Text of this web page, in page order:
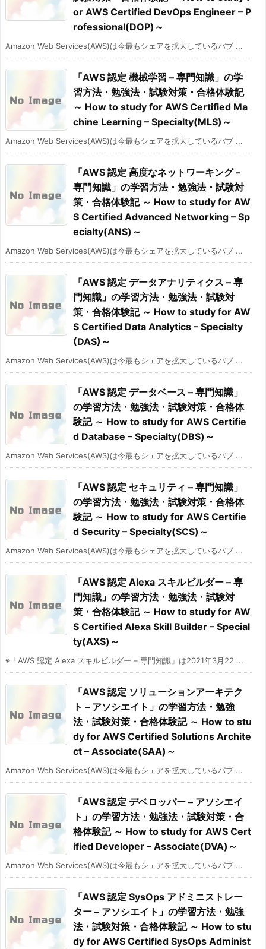
or AWS Certified DevOps Engineer – P
rofessional(DOP)～
Amazon Web Services(AWS)は今最もシェアを拡大しているパブ ...
「AWS 認定 機械学習 – 専門知識」の学
習方法・勉強法・試験対策・合格体験記
～ How to study for AWS Certified Ma
chine Learning – Specialty(MLS)～
Amazon Web Services(AWS)は今最もシェアを拡大しているパブ ...
「AWS 認定 高度なネットワーキング –
専門知識」の学習方法・勉強法・試験対
策・合格体験記 ～ How to study for AW
S Certified Advanced Networking – Sp
ecialty(ANS)～
Amazon Web Services(AWS)は今最もシェアを拡大しているパブ ...
「AWS 認定 データアナリティクス – 専
門知識」の学習方法・勉強法・試験対
策・合格体験記 ～ How to study for AW
S Certified Data Analytics – Specialty
(DAS)～
Amazon Web Services(AWS)は今最もシェアを拡大しているパブ ...
「AWS 認定 データベース – 専門知識」
の学習方法・勉強法・試験対策・合格体
験記 ～ How to study for AWS Certifie
d Database – Specialty(DBS)～
Amazon Web Services(AWS)は今最もシェアを拡大しているパブ ...
「AWS 認定 セキュリティ – 専門知識」
の学習方法・勉強法・試験対策・合格体
験記 ～ How to study for AWS Certifie
d Security – Specialty(SCS)～
Amazon Web Services(AWS)は今最もシェアを拡大しているパブ ...
「AWS 認定 Alexa スキルビルダー – 専
門知識」の学習方法・勉強法・試験対
策・合格体験記 ～ How to study for AW
S Certified Alexa Skill Builder – Special
ty(AXS)～
※「AWS 認定 Alexa スキルビルダー – 専門知識」は2021年3月22 ...
「AWS 認定 ソリューションアーキテク
ト – アソシエイト」の学習方法・勉強
法・試験対策・合格体験記 ～ How to stu
dy for AWS Certified Solutions Archite
ct – Associate(SAA)～
Amazon Web Services(AWS)は今最もシェアを拡大しているパブ ...
「AWS 認定 デベロッパー – アソシエイ
ト」の学習方法・勉強法・試験対策・合
格体験記 ～ How to study for AWS Cert
ified Developer – Associate(DVA)～
Amazon Web Services(AWS)は今最もシェアを拡大しているパブ ...
「AWS 認定 SysOps アドミニストレー
ター – アソシエイト」の学習方法・勉強
法・試験対策・合格体験記 ～ How to stu
dy for AWS Certified SysOps Administ